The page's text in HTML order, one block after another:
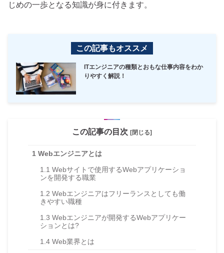
じめの一歩となる知識が身に付きます。
この記事もオススメ
ITエンジニアの種類とおもな仕事内容をわか
りやすく解説！
この記事の目次 [閉じる]
1 Webエンジニアとは
1.1 Webサイトで使用するWebアプリケーショ
ンを開発する職業
1.2 Webエンジニアはフリーランスとしても働
きやすい職種
1.3 Webエンジニアが開発するWebアプリケー
ションとは?
1.4 Web業界とは